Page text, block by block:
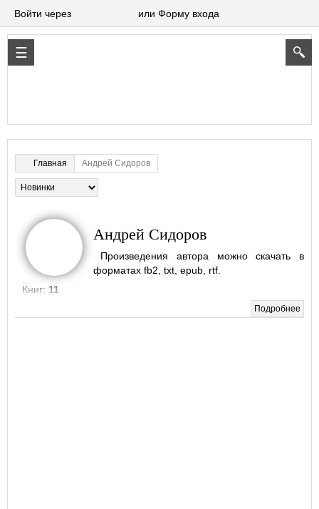
Войти через или Форму входа
Главная Андрей Сидоров
Андрей Сидоров
Произведения автора можно скачать в
форматах fb2, txt, epub, rtf.
Книг: 11
Подробнее